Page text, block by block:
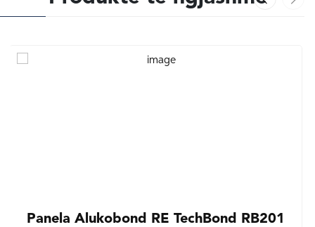
Panela Alukobond RE TechBond RB201